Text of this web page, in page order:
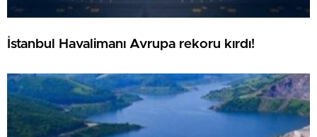
İstanbul Havalimanı Avrupa rekoru kırdı!